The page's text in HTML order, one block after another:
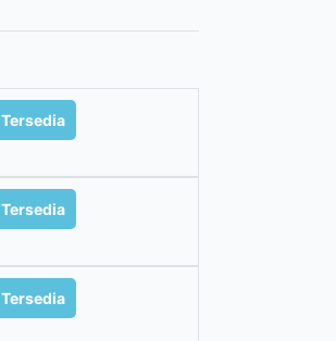
Tersedia
Tersedia
Tersedia